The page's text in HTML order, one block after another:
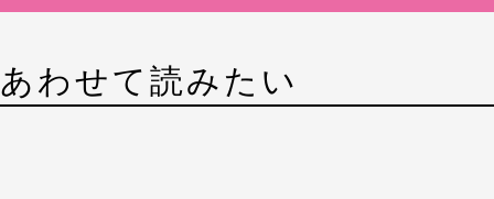
あわせて読みたい